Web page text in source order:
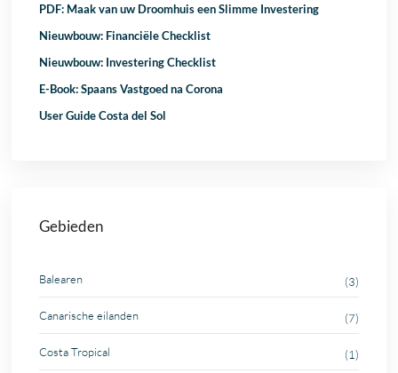
PDF: Maak van uw Droomhuis een Slimme Investering
Nieuwbouw: Financiële Checklist
Nieuwbouw: Investering Checklist
E-Book: Spaans Vastgoed na Corona
User Guide Costa del Sol
Gebieden
Balearen (3)
Canarische eilanden (7)
Costa Tropical (1)